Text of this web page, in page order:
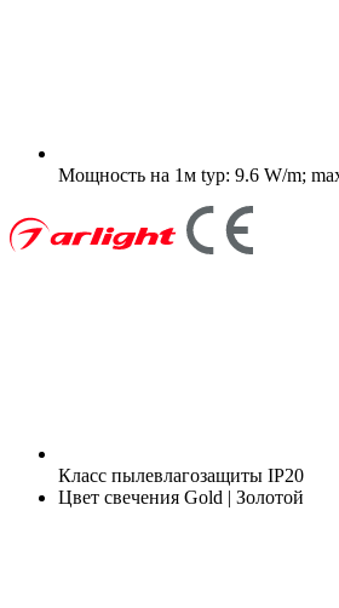
Мощность на 1м typ: 9.6 W/m;
Класс пылевлагозащиты IP20
Цвет свечения Gold | Золотой